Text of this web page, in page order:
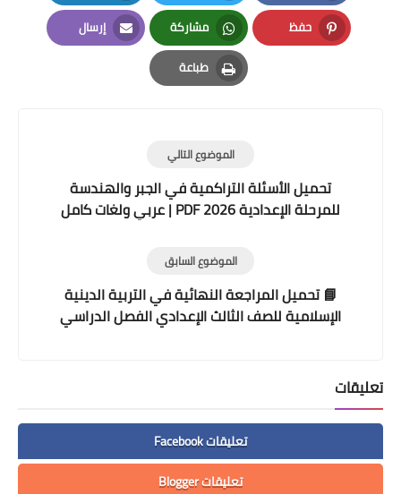
Facebook
Twitter
LinkedIn
حفظ
Pinterest
مشاركة
Whatsapp
إرسال
Email
طباعة
Print
الموضوع التالي
تحميل الأسئلة التراكمية في الجبر والهندسة
للمرحلة الإعدادية 2026 PDF | عربي ولغات كامل
الموضوع السابق
📘 تحميل المراجعة النهائية في التربية الدينية
الإسلامية للصف الثالث الإعدادي الفصل الدراسي
تعليقات
تعليقات Facebook
تعليقات Blogger